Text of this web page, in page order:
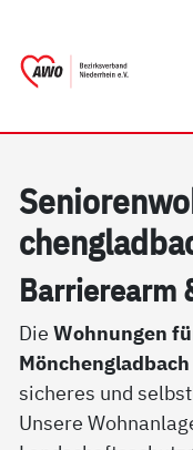
Bar­rie­re­arm
DieWohnungen
Mönchengladbach
sicheres und
Unsere